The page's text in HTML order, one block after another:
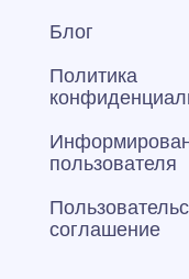
Блог
Политика
пользователя
соглашение